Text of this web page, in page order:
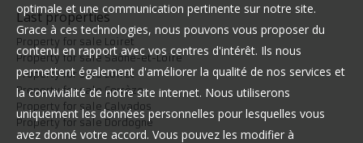
Last properties
Property for sale Loiret
Property for sale Saône-et-Loire
Property for sale Loiret
Property for sale Corrèze
Property for sale Calvados
Property for sale Dordogne
optimale et une communication pertinente sur notre site.
Grace à ces technologies, nous pouvons vous proposer du
contenu en rapport avec vos centres d'intérêt. Ils nous
permettent également d'améliorer la qualité de nos services et
la convivialité de notre site internet. Nous utiliserons
uniquement les données personnelles pour lesquelles vous
avez donné votre accord. Vous pouvez les modifier à